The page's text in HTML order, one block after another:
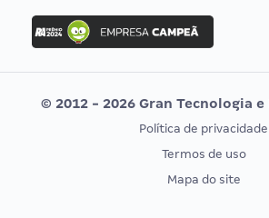
Concurso Ibama
Concurso MPU
Editais publicados
Vunesp
CONCURSOS POR PROFISSÃO
EXAME
© 2012 - 2026 Gran Tecnologia e
Política de privacidade
Termos de uso
Mapa do site